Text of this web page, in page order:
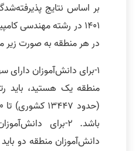
بر اساس نتایج
1401 در رشته مهندسی
در هر منطقه به صورت زیر
1-برای دانش‌آموزان
باشد. 2-برای